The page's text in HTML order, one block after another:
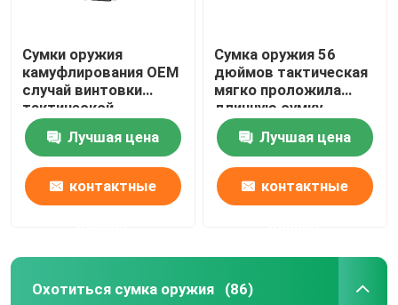
Военный тактический рюкзак
Сумка оружия пистолета
Камуфлирование охотясь рюкзак
Бинокулярный случай проводки
Сумки оружия
камуфлирования OEM
случай винтовки
тактической
многофункциональный
тактическийЛучшая цена
контактные
Сумка оружия 56
дюймов тактическая
мягко проложила
длинную сумку
оружия для снимая
звероловства
Лучшая цена
контактные
Охотиться сумка оружия (86)